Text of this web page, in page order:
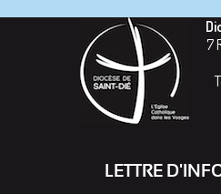
7
LETTRE